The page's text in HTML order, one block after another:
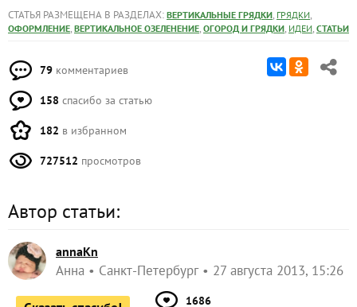
СТАТЬЯ РАЗМЕЩЕНА В РАЗДЕЛАХ: ВЕРТИКАЛЬНЫЕ ГРЯДКИ, ГРЯДКИ,
ОФОРМЛЕНИЕ, ВЕРТИКАЛЬНОЕ ОЗЕЛЕНЕНИЕ, ОГОРОД И ГРЯДКИ, ИДЕИ, СТАТЬИ
79 комментариев
158 спасибо за статью
182 в избранном
727512 просмотров
Автор статьи:
annaKn
Анна Санкт-Петербург 27 августа 2013, 15:26
1686